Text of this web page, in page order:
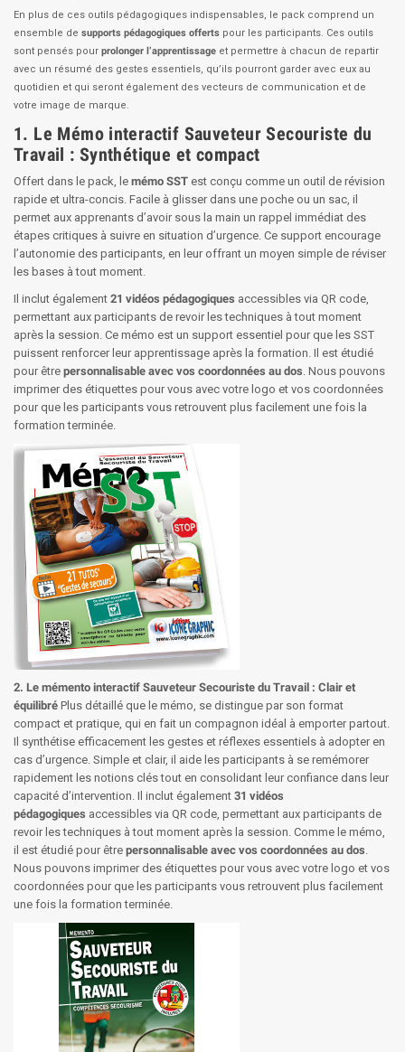
En plus de ces outils pédagogiques indispensables, le pack comprend un
ensemble de supports pédagogiques offerts pour les participants. Ces outils
sont pensés pour prolonger l’apprentissage et permettre à chacun de repartir
avec un résumé des gestes essentiels, qu’ils pourront garder avec eux au
quotidien et qui seront également des vecteurs de communication et de
votre image de marque.
1. Le Mémo interactif Sauveteur Secouriste du
Travail : Synthétique et compact
Offert dans le pack, le mémo SST est conçu comme un outil de révision
rapide et ultra-concis. Facile à glisser dans une poche ou un sac, il
permet aux apprenants d’avoir sous la main un rappel immédiat des
étapes critiques à suivre en situation d’urgence. Ce support encourage
l’autonomie des participants, en leur offrant un moyen simple de réviser
les bases à tout moment.
Il inclut également 21 vidéos pédagogiques accessibles via QR code,
permettant aux participants de revoir les techniques à tout moment
après la session. Ce mémo est un support essentiel pour que les SST
puissent renforcer leur apprentissage après la formation. Il est étudié
pour être personnalisable avec vos coordonnées au dos . Nous pouvons
imprimer des étiquettes pour vous avec votre logo et vos coordonnées
pour que les participants vous retrouvent plus facilement une fois la
formation terminée.
2. Le mémento interactif Sauveteur Secouriste du Travail : Clair et
équilibré Plus détaillé que le mémo, se distingue par son format
compact et pratique, qui en fait un compagnon idéal à emporter partout.
Il synthétise efficacement les gestes et réflexes essentiels à adopter en
cas d’urgence. Simple et clair, il aide les participants à se remémorer
rapidement les notions clés tout en consolidant leur confiance dans leur
capacité d’intervention. Il inclut également 31 vidéos
pédagogiques accessibles via QR code, permettant aux participants de
revoir les techniques à tout moment après la session. Comme le mémo,
il est étudié pour être personnalisable avec vos coordonnées au dos
Nous pouvons imprimer des étiquettes pour vous avec votre logo et vos
coordonnées pour que les participants vous retrouvent plus facilement
une fois la formation terminée.